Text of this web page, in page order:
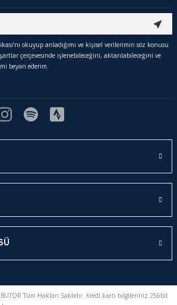
okuyup anladığımı ve kişisel verilerimin söz konusu
çerçevesinde işlenebileceğini, aktarılabileceğini ve
beyan ederim.
Tüm Hakları Saklıdır. Kredi kartı bilgileriniz 256bit